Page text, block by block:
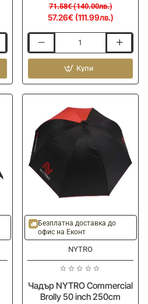
57.26€ (111.99лв.)
71.58€ (140.00лв.)
DAIWA
50
inch
Umbrella
Taped
Seams
Купи
Безплатна доставка до
офис на Еконт
NYTRO
Чадър NYTRO Commercial
Brolly 50 inch 250cm